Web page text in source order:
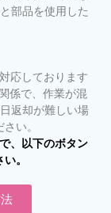
部品を使用した
応しております
係で、作業が混
返却が難しい場
い。
、以下のボタン
。